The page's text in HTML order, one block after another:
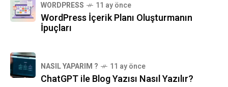
WORDPRESS 11 ay önce
WordPress İçerik Planı Oluşturmanın
İpuçları
NASIL YAPARIM ? 11 ay önce
ChatGPT ile Blog Yazısı Nasıl Yazılır?